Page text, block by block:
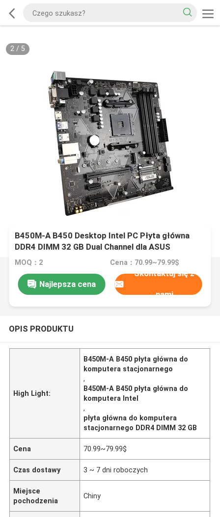
2/ 5
B450M-A B450 Desktop Intel PC Płyta główna
DDR4 DIMM 32 GB Dual Channel dla ASUS
MOQ：2 Cena：70.99~79.99$
Najlepsza cena
Skontaktuj się z
nami
OPIS PRODUKTU
High Light:
B450M-A B450 płyta główna do
komputera stacjonarnego
,
B450M-A B450 płyta główna do
komputera Intel
,
płyta główna do komputera
stacjonarnego DDR4 DIMM 32 GB
Cena 70.99~79.99$
Czas dostawy 3 ~ 7 dni roboczych
Miejsce
pochodzenia
Chiny